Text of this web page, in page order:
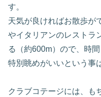
す。
天気が良ければお散歩が
やイタリアンのレストラ
る（約600m）ので、時
特別眺めがいいという事
クラブコテージには、も